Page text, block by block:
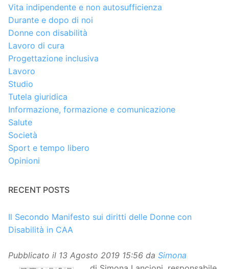
Vita indipendente e non autosufficienza
Durante e dopo di noi
Donne con disabilità
Lavoro di cura
Progettazione inclusiva
Lavoro
Studio
Tutela giuridica
Informazione, formazione e comunicazione
Salute
Società
Sport e tempo libero
Opinioni
RECENT POSTS
Il Secondo Manifesto sui diritti delle Donne con
Disabilità in CAA
Pubblicato il 13 Agosto 2019 15:56 da Simona